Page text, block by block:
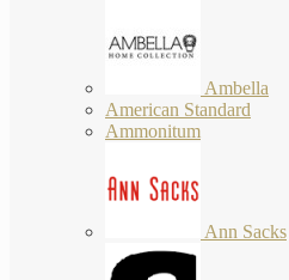
Ambella
American Standard
Ammonitum
Ann Sacks